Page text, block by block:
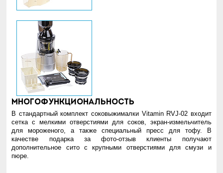
Многофункциональность
В стандартный комплект соковыжималки Vitamin RVJ-02 входит
сетка с мелкими отверстиями для соков, экран-измельчитель
для мороженого, а также специальный пресс для тофу. В
качестве подарка за фото-отзыв клиенты получают
дополнительное сито с крупными отверстиями для смузи и
пюре.